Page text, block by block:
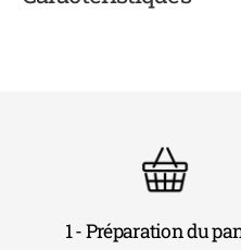
1 - Préparation du